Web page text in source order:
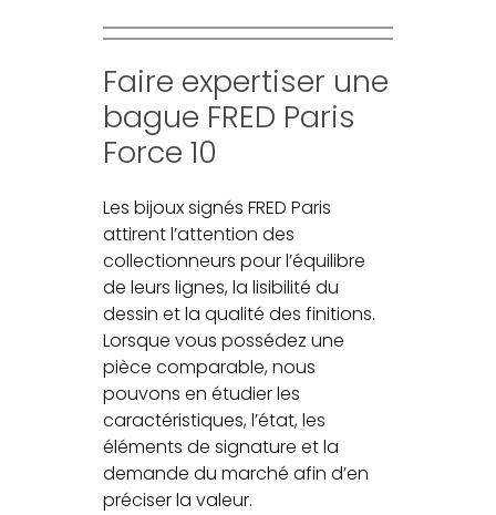
Faire expertiser une
bague FRED Paris
Force 10
Les bijoux signés FRED Paris
attirent l’attention des
collectionneurs pour l’équilibre
de leurs lignes, la lisibilité du
dessin et la qualité des finitions.
Lorsque vous possédez une
pièce comparable, nous
pouvons en étudier les
caractéristiques, l’état, les
éléments de signature et la
demande du marché afin d’en
préciser la valeur.